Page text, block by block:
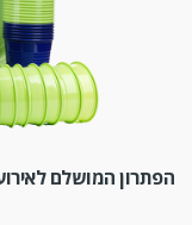
הפתרון המושלם